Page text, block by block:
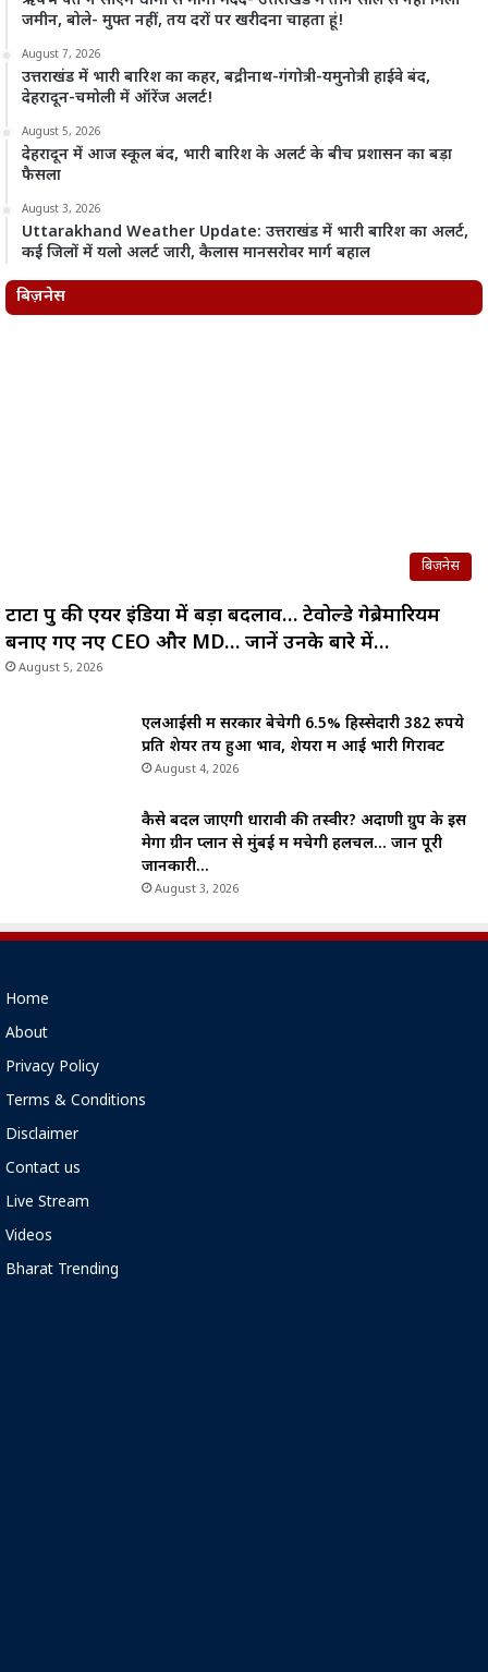
जमीन, बोले- मुफ्त नहीं, तय दरों पर खरीदना चाहता हूं!
August 7, 2026
उत्तराखंड में भारी बारिश का कहर, बद्रीनाथ-गंगोत्री-यमुनोत्री हाईवे बंद,
देहरादून-चमोली में ऑरेंज अलर्ट!
August 5, 2026
देहरादून में आज स्कूल बंद, भारी बारिश के अलर्ट के बीच प्रशासन का बड़ा
फैसला
August 3, 2026
Uttarakhand Weather Update: उत्तराखंड में भारी बारिश का अलर्ट,
कई जिलों में यलो अलर्ट जारी, कैलास मानसरोवर मार्ग बहाल
बिज़नेस
बिज़नेस
टाटा ग्रुप की एयर इंडिया में बड़ा बदलाव… टेवोल्डे गेब्रेमारियम
बनाए गए नए CEO और MD… जानें उनके बारे में…
August 5, 2026
एलआईसी में सरकार बेचेगी 6.5% हिस्सेदारी 382 रुपये
प्रति शेयर तय हुआ भाव, शेयरों में आई भारी गिरावट
August 4, 2026
कैसे बदल जाएगी धारावी की तस्वीर? अदाणी ग्रुप के इस
मेगा ग्रीन प्लान से मुंबई में मचेगी हलचल… जानें पूरी
जानकारी…
August 3, 2026
Home
About
Privacy Policy
Terms & Conditions
Disclaimer
Contact us
Live Stream
Videos
Bharat Trending